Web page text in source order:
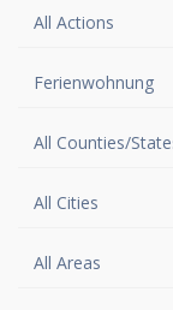
All Actions
Ferienwohnung
All Counties/
All Cities
All Areas